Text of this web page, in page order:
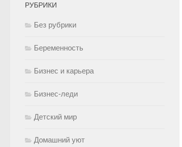
РУБРИКИ
Без рубрики
Беременность
Бизнес и карьера
Бизнес-леди
Детский мир
Домашний уют